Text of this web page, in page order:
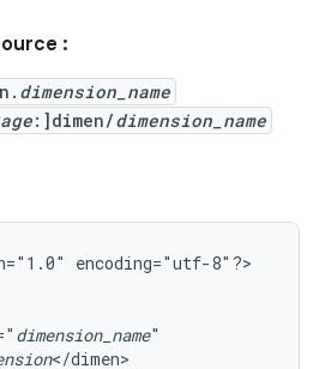
:
dimension_name
:]dimen/dimension_name
encoding="utf-8"?>
dimension_name
</dimen>